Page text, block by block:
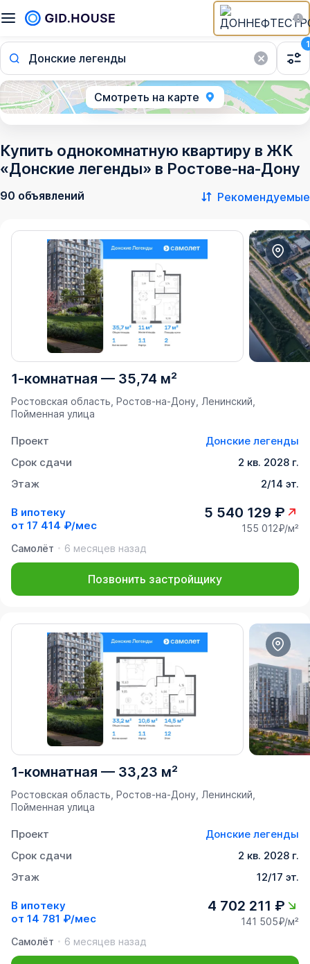
Донские легенды
1
Смотреть на карте
Купить однокомнатную квартиру в ЖК
«Донские легенды» в Ростове‑на‑Дону
90 объявлений Рекомендуемые
1-комнатная — 35,74 м²
Ростовская область, Ростов-на-Дону, Ленинский,
Пойменная улица
Проект
Донские легенды
Срок сдачи
2 кв. 2028 г.
Этаж
2/14 эт.
В ипотеку
от 17 414 ₽/мес
5 540 129 ₽
155 012₽/м²
Самолёт
6 месяцев назад
Позвонить застройщику
1-комнатная — 33,23 м²
Ростовская область, Ростов-на-Дону, Ленинский,
Пойменная улица
Проект
Донские легенды
Срок сдачи
2 кв. 2028 г.
Этаж
12/17 эт.
В ипотеку
от 14 781 ₽/мес
4 702 211 ₽
141 505₽/м²
Самолёт
6 месяцев назад